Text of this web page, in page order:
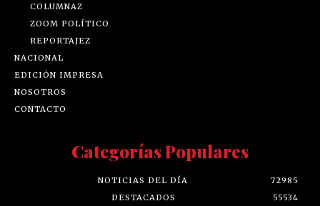
COLUMNAZ
ZOOM POLÍTICO
REPORTAJEZ
NACIONAL
EDICIÓN IMPRESA
NOSOTROS
CONTACTO
Categorías Populares
NOTICIAS DEL DÍA
72985
DESTACADOS
55534